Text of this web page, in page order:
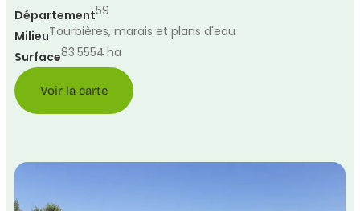
Département59
MilieuTourbières, marais et plans d'eau
Surface83.5554 ha
Voir la carte